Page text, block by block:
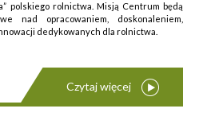
polskiego rolnictwa. Misją Centrum będą
nad opracowaniem, doskonaleniem,
dedykowanych dla rolnictwa.
Czytaj więcej